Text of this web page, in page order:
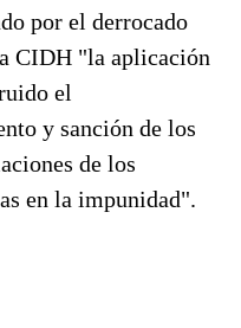
por el derrocado
CIDH "la aplicación
el
y sanción de los
de los
en la impunidad".